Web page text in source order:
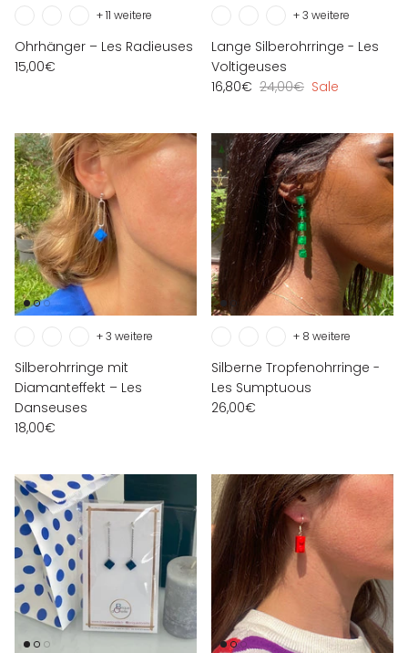
Ohrhänger – Les Radieuses
15,00€
+ 11 weitere
Lange Silberohrringe - Les
Voltigeuses
16,80€ 24,00€ Sale
+ 3 weitere
Silberohrringe mit
Diamanteffekt – Les
Danseuses
18,00€
+ 3 weitere
Silberne Tropfenohrringe -
Les Sumptuous
26,00€
+ 8 weitere